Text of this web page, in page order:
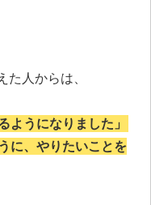
人からは、
ようになりました」
に、やりたいことを